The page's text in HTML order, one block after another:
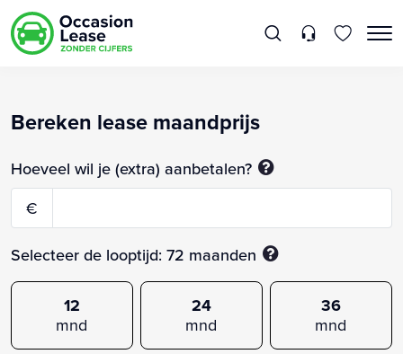
Bereken lease maandprijs
Hoeveel wil je (extra) aanbetalen?
€
Selecteer de looptijd: 72 maanden
12
mnd
24
mnd
36
mnd